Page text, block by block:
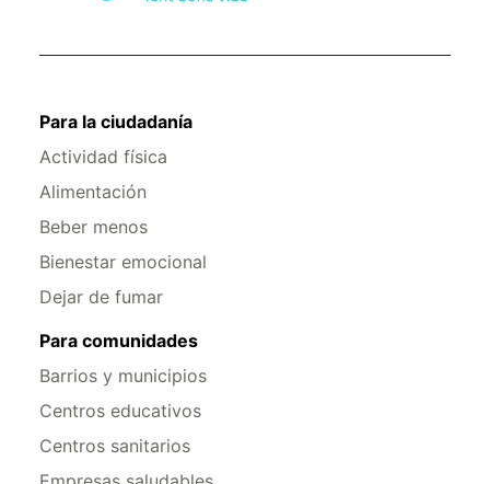
Para la ciudadanía
Actividad física
Alimentación
Beber menos
Bienestar emocional
Dejar de fumar
Para comunidades
Barrios y municipios
Centros educativos
Centros sanitarios